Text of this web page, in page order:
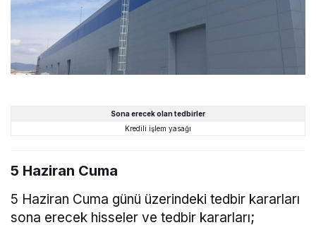
Sona erecek olan tedbirler
Kredili işlem yasağı
5 Haziran Cuma
5 Haziran Cuma günü üzerindeki tedbir kararları
sona erecek hisseler ve tedbir kararları;